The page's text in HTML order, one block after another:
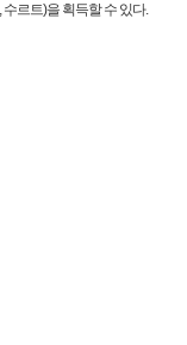
르트)을 획득할 수 있다.